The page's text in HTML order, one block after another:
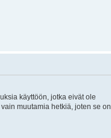
käyttöön, jotka eivät ole
muutamia hetkiä, joten se on